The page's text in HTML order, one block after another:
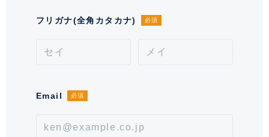
■退去時:清掃費・エアコン清掃費79,640円■小型犬1匹
最低金額 初回5万円、継続 月次1000円)。【年次
毎年1万円。※契約型は保証会社による。
フリガナ(全角カタカナ) 必須
Email 必須